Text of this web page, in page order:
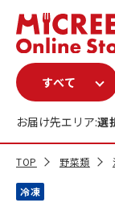
お届け先エリア:選
TOP 野菜類
冷凍